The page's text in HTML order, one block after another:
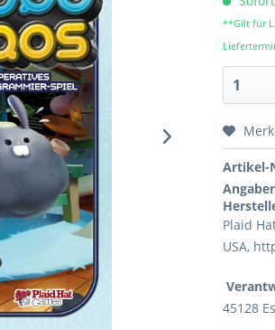
**Gilt für
Artikel-
Plaid
USA,
45128